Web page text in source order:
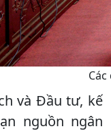
và Đầu tư, kế
nguồn ngân